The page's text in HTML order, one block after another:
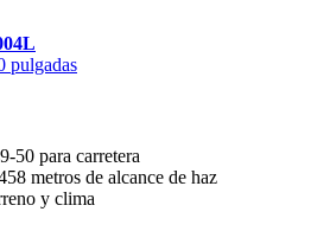
pulgadas
50 para carretera
metros de alcance de haz
y clima